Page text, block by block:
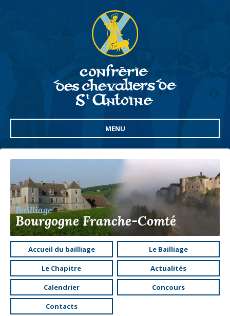
MENU
Bailliage
Bourgogne Franche-Comté
Accueil du bailliage Le Bailliage
Le Chapitre Actualités
Calendrier Concours
Contacts